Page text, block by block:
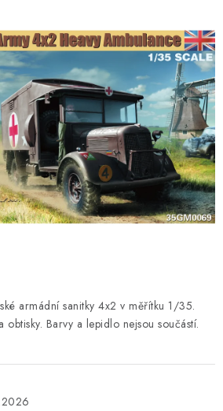
Hromadná objednávka
armádní sanitky 4x2 v měřítku 1/35.
Barvy a lepidlo nejsou součástí.